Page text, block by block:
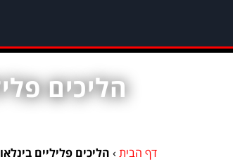
הליכים
דף הבית › הליכים פליליים